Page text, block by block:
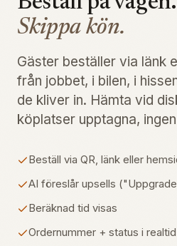
Skippa kön.
Gäster beställer via länk
från jobbet, i bilen, i
de kliver in. Hämta vid
köplatser upptagna,
Beställ via QR, länk eller
AI föreslår upsells
Beräknad tid visas
Ordernummer + status i realtid